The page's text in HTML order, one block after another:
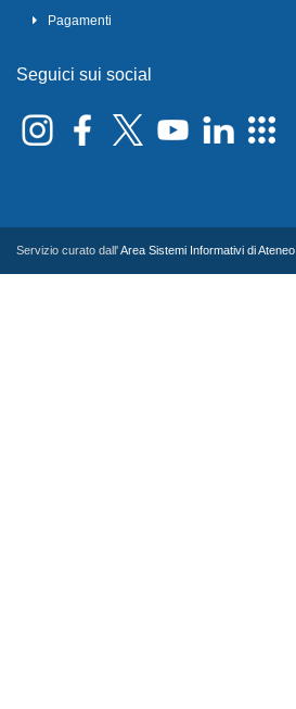
Pagamenti
Seguici sui social
Servizio curato dall'Area Sistemi Informativi di Ateneo